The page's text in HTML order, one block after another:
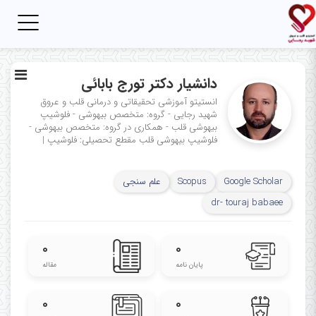
دانشیار دکتر تورج بابائی
انستیتو آموزشی تحقیقاتی و درمانی قلب و عروق
شهید رجایی - گروه: متخصص بیهوشی - فلوشیپ
بیهوشی قلب - همکاری در گروه: متخصص بیهوشی -
فلوشیپ بیهوشی قلب مقطع تحصیلی: فلوشیپ |
Google Scholar
Scopus
علم سنجی
dr- touraj babaee
۰
پایان نامه
۰
مقاله
۰ ۰